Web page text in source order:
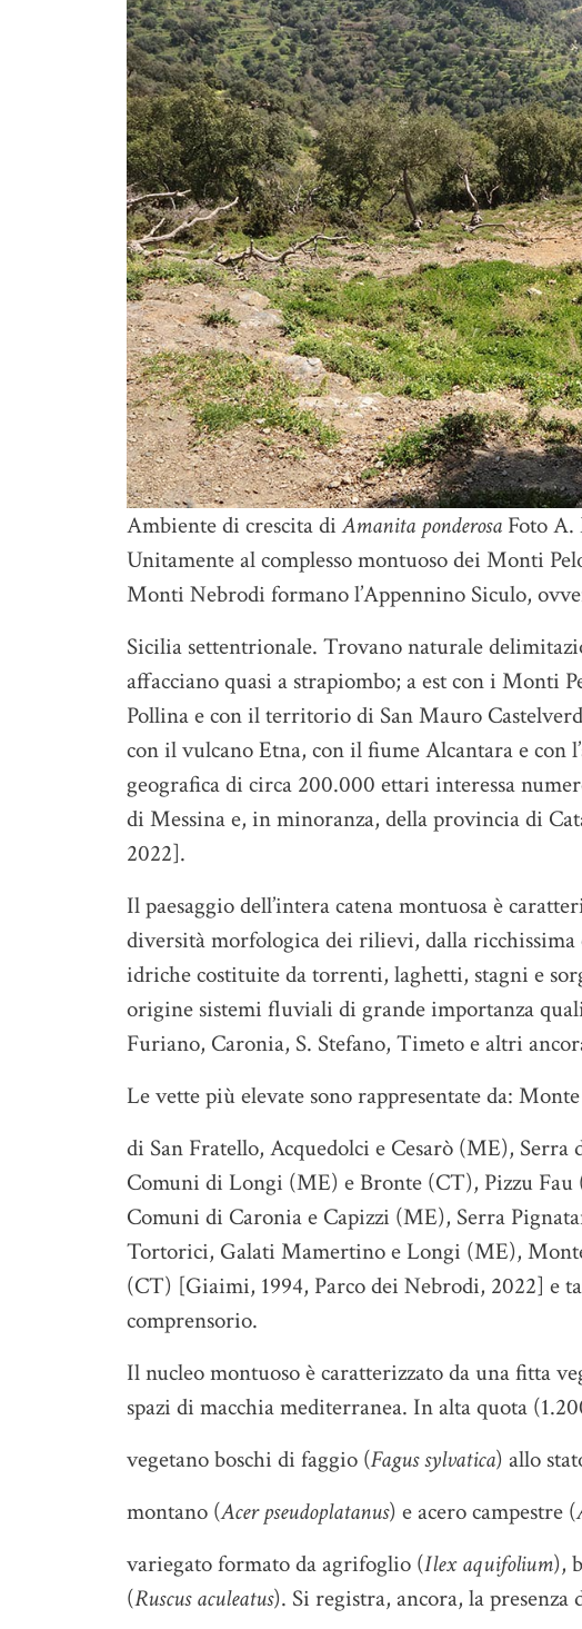
Ambiente di crescita diAmanita ponderosa Foto
Unitamente al complesso montuoso dei Monti
Monti Nebrodi formano l’Appennino Siculo,
Sicilia settentrionale. Trovano naturale
affacciano quasi a strapiombo; a est con i Monti
Pollina e con il territorio di San Mauro
con il vulcano Etna, con il fiume Alcantara e con
geografica di circa 200.000 ettari interessa
di Messina e, in minoranza, della provincia di
2022].
Il paesaggio dell’intera catena montuosa è
diversità morfologica dei rilievi, dalla ricchissima
idriche costituite da torrenti, laghetti, stagni e
origine sistemi fluviali di grande importanza
Furiano, Caronia, S. Stefano, Timeto e altri
Le vette più elevate sono rappresentate da:
di San Fratello, Acquedolci e Cesarò (ME),
Comuni di Longi (ME) e Bronte (CT), Pizzu
Comuni di Caronia e Capizzi (ME), Serra
Tortorici, Galati Mamertino e Longi (ME),
(CT) [Giaimi, 1994, Parco dei Nebrodi, 2022] e
comprensorio.
Il nucleo montuoso è caratterizzato da una fitta
spazi di macchia mediterranea. In alta quota
vegetano boschi di faggio (Fagus sylvatica) allo
montano (Acer pseudoplatanus) e acero campestre (
variegato formato da agrifoglio (Ilex aquifolium),
(Ruscus aculeatus). Si registra, ancora, la presenza